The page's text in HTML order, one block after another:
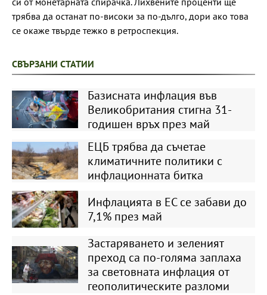
трябва да останат по-високи за по-дълго, дори ако това
се окаже твърде тежко в ретроспекция.
СВЪРЗАНИ СТАТИИ
Базисната инфлация във
Великобритания стигна 31-
годишен връх през май
ЕЦБ трябва да съчетае
климатичните политики с
инфлационната битка
Инфлацията в ЕС се забави до
7,1% през май
Застаряването и зеленият
преход са по-голяма заплаха
за световната инфлация от
геополитическите разломи